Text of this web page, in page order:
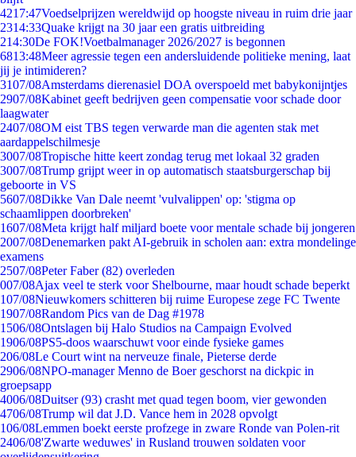
4217:47Voedselprijzen wereldwijd op hoogste niveau in ruim drie jaar
2314:33Quake krijgt na 30 jaar een gratis uitbreiding
214:30De FOK!Voetbalmanager 2026/2027 is begonnen
6813:48Meer agressie tegen een andersluidende politieke mening, laat
jij je intimideren?
3107/08Amsterdams dierenasiel DOA overspoeld met babykonijntjes
2907/08Kabinet geeft bedrijven geen compensatie voor schade door
laagwater
2407/08OM eist TBS tegen verwarde man die agenten stak met
aardappelschilmesje
3007/08Tropische hitte keert zondag terug met lokaal 32 graden
3007/08Trump grijpt weer in op automatisch staatsburgerschap bij
geboorte in VS
5607/08Dikke Van Dale neemt 'vulvalippen' op: 'stigma op
schaamlippen doorbreken'
1607/08Meta krijgt half miljard boete voor mentale schade bij jongeren
2007/08Denemarken pakt AI-gebruik in scholen aan: extra mondelinge
examens
2507/08Peter Faber (82) overleden
007/08Ajax veel te sterk voor Shelbourne, maar houdt schade beperkt
107/08Nieuwkomers schitteren bij ruime Europese zege FC Twente
1907/08Random Pics van de Dag #1978
1506/08Ontslagen bij Halo Studios na Campaign Evolved
1906/08PS5-doos waarschuwt voor einde fysieke games
206/08Le Court wint na nerveuze finale, Pieterse derde
2906/08NPO-manager Menno de Boer geschorst na dickpic in
groepsapp
4006/08Duitser (93) crasht met quad tegen boom, vier gewonden
4706/08Trump wil dat J.D. Vance hem in 2028 opvolgt
106/08Lemmen boekt eerste profzege in zware Ronde van Polen-rit
2406/08'Zwarte weduwes' in Rusland trouwen soldaten voor